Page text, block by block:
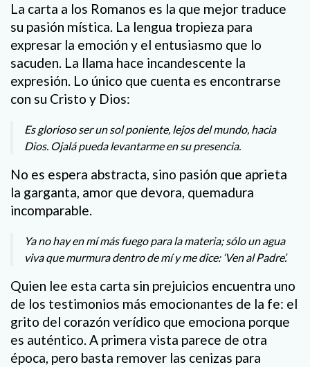
La carta a los Romanos es la que mejor traduce
su pasión mística. La lengua tropieza para
expresar la emoción y el entusiasmo que lo
sacuden. La llama hace incandescente la
expresión. Lo único que cuenta es encontrarse
con su Cristo y Dios:
Es glorioso ser un sol poniente, lejos del mundo, hacia
Dios. Ojalá pueda levantarme en su presencia.
No es espera abstracta, sino pasión que aprieta
la garganta, amor que devora, quemadura
incomparable.
Ya no hay en mí más fuego para la materia; sólo un agua
viva que murmura dentro de mí y me dice: ‘Ven al Padre’.
Quien lee esta carta sin prejuicios encuentra uno
de los testimonios más emocionantes de la fe: el
grito del corazón verídico que emociona porque
es auténtico. A primera vista parece de otra
época, pero basta remover las cenizas para